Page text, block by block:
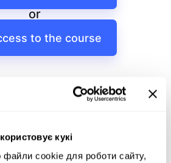
кукі
cookie для роботи сайту,
or
to the course